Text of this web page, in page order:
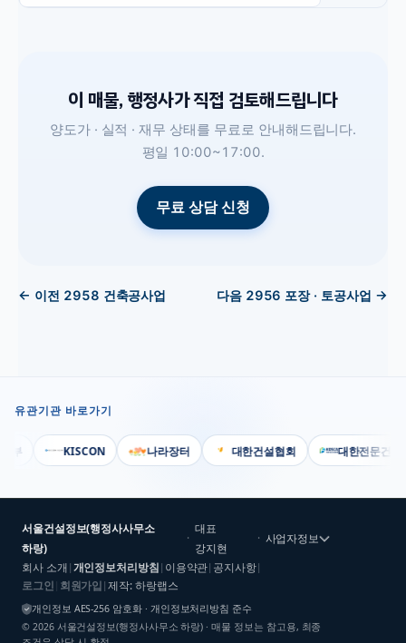
이 매물, 행정사가 직접 검토해드립니다
양도가 · 실적 · 재무 상태를 무료로 안내해드립니다.
평일 10:00~17:00.
무료 상담 신청
← 이전 2958 건축공사업 다음 2956 포장 · 토공사업 →
유관기관 바로가기
KISCON 나라장터 대한건설협회 대한전문건설협
서울건설정보(행정사사무소
하랑)
·
대표
강지현
· 사업자정보
회사 소개 | 개인정보처리방침 | 이용약관| 공지사항|
로그인 회원가입 |제작: 하랑랩스
개인정보 AES-256 암호화 · 개인정보처리방침 준수
© 2026 서울건설정보(행정사사무소 하랑) · 매물 정보는 참고용, 최종